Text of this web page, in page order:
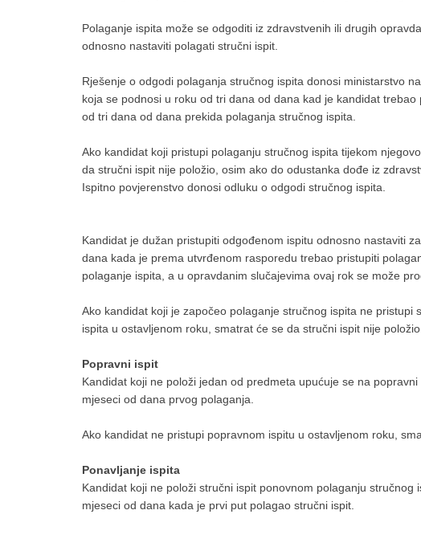
Polaganje ispita može se odgoditi iz zdravstvenih ili drugih
odnosno nastaviti polagati stručni ispit.
Rješenje o odgodi polaganja stručnog ispita donosi ministarstvo
koja se podnosi u roku od tri dana od dana kad je kandidat
od tri dana od dana prekida polaganja stručnog ispita.
Ako kandidat koji pristupi polaganju stručnog ispita tijekom
da stručni ispit nije položio, osim ako do odustanka dođe iz
Ispitno povjerenstvo donosi odluku o odgodi stručnog ispita.
Kandidat je dužan pristupiti odgođenom ispitu odnosno nastaviti
dana kada je prema utvrđenom rasporedu trebao pristupiti
polaganje ispita, a u opravdanim slučajevima ovaj rok se može
Ako kandidat koji je započeo polaganje stručnog ispita ne pristupi
ispita u ostavljenom roku, smatrat će se da stručni ispit nije položio.
Popravni ispit
Kandidat koji ne položi jedan od predmeta upućuje se na
mjeseci od dana prvog polaganja.
Ako kandidat ne pristupi popravnom ispitu u ostavljenom roku,
Ponavljanje ispita
Kandidat koji ne položi stručni ispit ponovnom polaganju
mjeseci od dana kada je prvi put polagao stručni ispit.